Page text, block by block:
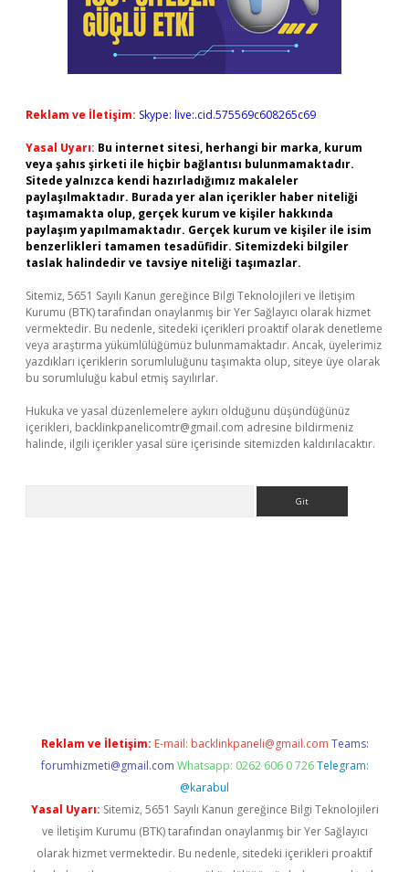
Reklam ve İletişim: Skype: live:.cid.575569c608265c69
Yasal Uyarı: Bu internet sitesi, herhangi bir marka, kurum
veya şahıs şirketi ile hiçbir bağlantısı bulunmamaktadır.
Sitede yalnızca kendi hazırladığımız makaleler
paylaşılmaktadır. Burada yer alan içerikler haber niteliği
taşımamakta olup, gerçek kurum ve kişiler hakkında
paylaşım yapılmamaktadır. Gerçek kurum ve kişiler ile isim
benzerlikleri tamamen tesadüfidir. Sitemizdeki bilgiler
taslak halindedir ve tavsiye niteliği taşımazlar.
Sitemiz, 5651 Sayılı Kanun gereğince Bilgi Teknolojileri ve İletişim
Kurumu (BTK) tarafından onaylanmış bir Yer Sağlayıcı olarak hizmet
vermektedir. Bu nedenle, sitedeki içerikleri proaktif olarak denetleme
veya araştırma yükümlülüğümüz bulunmamaktadır. Ancak, üyelerimiz
yazdıkları içeriklerin sorumluluğunu taşımakta olup, siteye üye olarak
bu sorumluluğu kabul etmiş sayılırlar.
Hukuka ve yasal düzenlemelere aykırı olduğunu düşündüğünüz
içerikleri, backlinkpanelicomtr@gmail.com adresine bildirmeniz
halinde, ilgili içerikler yasal süre içerisinde sitemizden kaldırılacaktır.
Reklam ve İletişim: E-mail: backlinkpaneli@gmail.com Teams:
forumhizmeti@gmail.com Whatsapp: 0262 606 0 726 Telegram:
@karabul
Yasal Uyarı: Sitemiz, 5651 Sayılı Kanun gereğince Bilgi Teknolojileri
ve İletişim Kurumu (BTK) tarafından onaylanmış bir Yer Sağlayıcı
olarak hizmet vermektedir. Bu nedenle, sitedeki içerikleri proaktif